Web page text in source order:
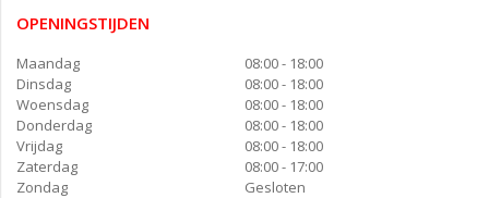
OPENINGSTIJDEN
Maandag
08:00 - 18:00
Dinsdag
08:00 - 18:00
Woensdag
08:00 - 18:00
Donderdag
08:00 - 18:00
Vrijdag
08:00 - 18:00
Zaterdag
08:00 - 17:00
Zondag
Gesloten